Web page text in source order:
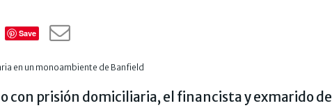
Save
con prisión domiciliaria, el financista y exmarido de